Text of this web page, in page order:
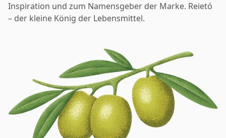
Inspiration und zum Namensgeber der Marke. Reietó
– der kleine König der Lebensmittel.